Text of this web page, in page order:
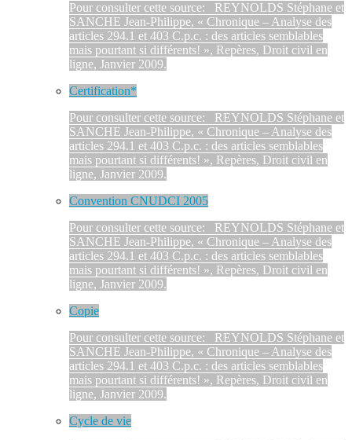
Pour consulter cette source: REYNOLDS Stéphane et
SANCHE Jean-Philippe, « Chronique – Analyse des
articles 294.1 et 403 C.p.c. : des articles semblables
mais pourtant si différents! », Repères, Droit civil en
ligne, Janvier 2009.
Certification*
Pour consulter cette source: REYNOLDS Stéphane et
SANCHE Jean-Philippe, « Chronique – Analyse des
articles 294.1 et 403 C.p.c. : des articles semblables
mais pourtant si différents! », Repères, Droit civil en
ligne, Janvier 2009.
Convention CNUDCI 2005
Pour consulter cette source: REYNOLDS Stéphane et
SANCHE Jean-Philippe, « Chronique – Analyse des
articles 294.1 et 403 C.p.c. : des articles semblables
mais pourtant si différents! », Repères, Droit civil en
ligne, Janvier 2009.
Copie
Pour consulter cette source: REYNOLDS Stéphane et
SANCHE Jean-Philippe, « Chronique – Analyse des
articles 294.1 et 403 C.p.c. : des articles semblables
mais pourtant si différents! », Repères, Droit civil en
ligne, Janvier 2009.
Cycle de vie